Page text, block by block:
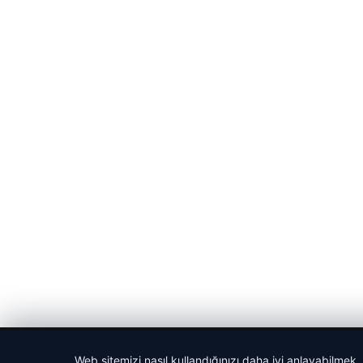
Web sitemizi nasıl kullandığınızı daha iyi